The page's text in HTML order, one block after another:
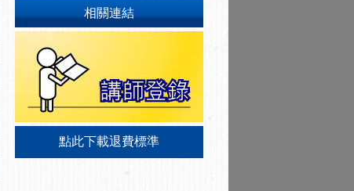
相關連結
點此下載退費標準